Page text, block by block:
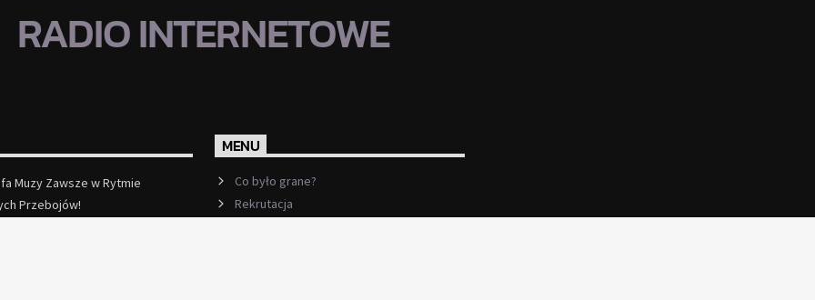
RADIO INTERNETOWE
Muzy Zawsze w Rytmie
Przebojów!
MENU
Co było grane?
Rekrutacja